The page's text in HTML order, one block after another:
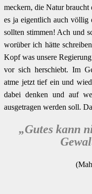
meckern, die Natur braucht
es ja eigentlich auch völlig
sollten stimmen! Ach und
worüber ich hätte
Kopf was unsere
vor sich herschiebt. Im
atme jetzt tief ein und
dabei denken und auf
ausgetragen werden soll.
„Gutes kann